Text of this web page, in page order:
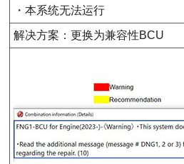
・本系统无法运行
解决方案：更换为兼容性BCU